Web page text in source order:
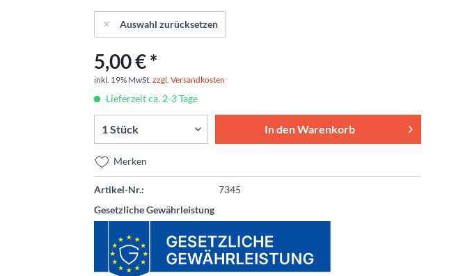
Auswahl zurücksetzen
5,00 € *
inkl. 19% MwSt. zzgl. Versandkosten
Lieferzeit ca. 2-3 Tage
In denWarenkorb
Merken
Artikel-Nr.:
7345
Gesetzliche Gewährleistung